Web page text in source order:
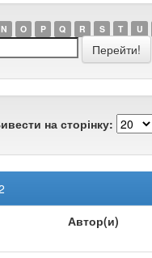
N O P Q R S T U
на сторінку:
Автор(и)